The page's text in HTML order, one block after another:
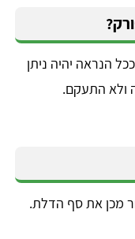
הנראה יהיה ניתן
ולא התעקם.
מכן את סף הדלת.